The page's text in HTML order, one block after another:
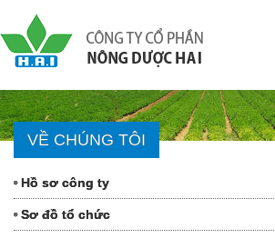
VỀ CHÚNG TÔI
Hồ sơ công ty
Sơ đồ tổ chức